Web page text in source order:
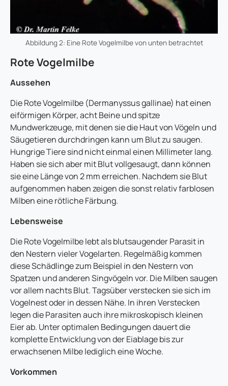
Abbildung 2: Eine Rote Vogelmilbe von unten betrachtet
Rote Vogelmilbe
Aussehen
Die Rote Vogelmilbe (Dermanyssus gallinae) hat einen
eiförmigen Körper, acht Beine und spitze
Mundwerkzeuge, mit denen sie die Haut von Vögeln und
Säugetieren durchdringen kann um Blut zu saugen.
Hungrige Tiere sind nicht einmal einen Millimeter lang.
Haben sie sich aber mit Blut vollgesaugt, dann können
sie eine Länge von 2 mm erreichen. Nachdem sie Blut
aufgenommen haben zeigen die sonst relativ farblosen
Milben eine rötliche Färbung.
Lebensweise
Die Rote Vogelmilbe lebt als blutsaugender Parasit in
den Nestern vieler Vogelarten. Regelmäßig kommen
diese Schädlinge zum Beispiel in den Nestern von
Spatzen und anderen Singvögeln vor. Die Milben saugen
vor allem nachts Blut. Tagsüber verstecken sie sich im
Vogelnest oder in dessen Nähe. In ihren Verstecken
legen die Parasiten auch ihre mikroskopisch kleinen
Eier ab. Unter optimalen Bedingungen dauert die
komplette Entwicklung von der Eiablage bis zur
erwachsenen Milbe lediglich eine Woche.
Vorkommen